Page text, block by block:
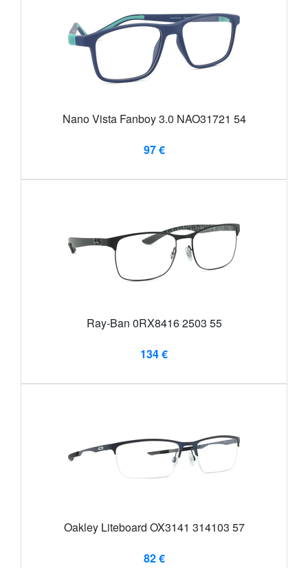
Nano Vista Fanboy 3.0 NAO31721 54
97 €
Ray-Ban 0RX8416 2503 55
134 €
Oakley Liteboard OX3141 314103 57
82 €